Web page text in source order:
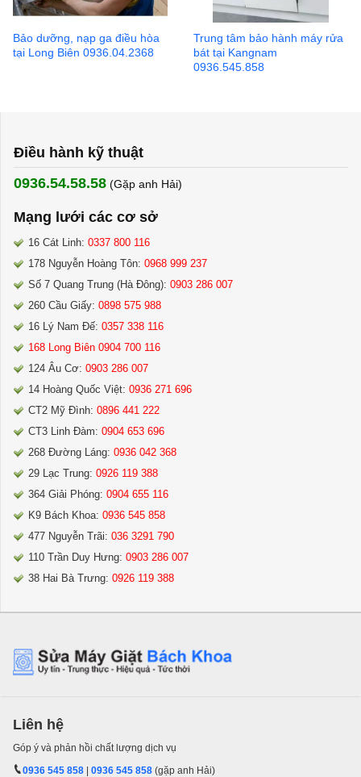
Bảo dưỡng, nạp ga điều hòa
tại Long Biên 0936.04.2368
Trung tâm bảo hành máy rửa
bát tại Kangnam
0936.545.858
Điều hành kỹ thuật
0936.54.58.58 (Gặp anh Hải) ​
Mạng lưới các cơ sở
16 Cát Linh: 0337 800 116
178 Nguyễn Hoàng Tôn: 0968 999 237
Số 7 Quang Trung (Hà Đông): 0903 286 007
260 Cầu Giấy: 0898 575 988
16 Lý Nam Đế: 0357 338 116
168 Long Biên 0904 700 116
124 Âu Cơ: 0903 286 007
14 Hoàng Quốc Việt: 0936 271 696
CT2 Mỹ Đình: 0896 441 222
CT3 Linh Đàm: 0904 653 696
268 Đường Láng: 0936 042 368
29 Lạc Trung: 0926 119 388
364 Giải Phóng: 0904 655 116
K9 Bách Khoa: 0936 545 858
477 Nguyễn Trãi: 036 3291 790
110 Trần Duy Hưng: 0903 286 007
38 Hai Bà Trưng: 0926 119 388
Liên hệ
Góp ý và phản hồi chất lượng dịch vụ
0936 545 858 | 0936 545 858 (gặp anh Hải)